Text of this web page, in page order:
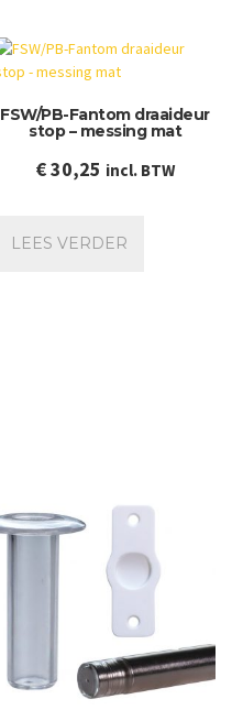
FSW/PB-Fantom draaideur
stop – messing mat
€30,25 incl. BTW
LEES VERDER